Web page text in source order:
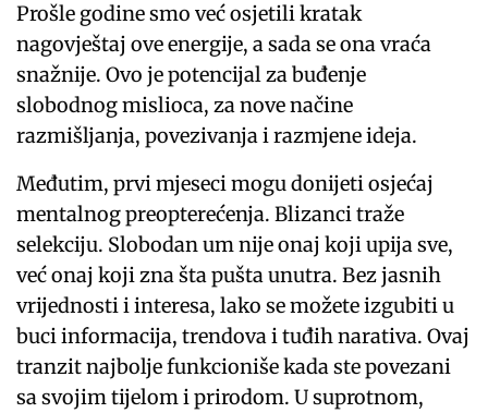
Prošle godine smo već osjetili kratak
nagovještaj ove energije, a sada se ona vraća
snažnije. Ovo je potencijal za buđenje
slobodnog mislioca, za nove načine
razmišljanja, povezivanja i razmjene ideja.
Međutim, prvi mjeseci mogu donijeti osjećaj
mentalnog preopterećenja. Blizanci traže
selekciju. Slobodan um nije onaj koji upija sve,
već onaj koji zna šta pušta unutra. Bez jasnih
vrijednosti i interesa, lako se možete izgubiti u
buci informacija, trendova i tuđih narativa. Ovaj
tranzit najbolje funkcioniše kada ste povezani
sa svojim tijelom i prirodom. U suprotnom,